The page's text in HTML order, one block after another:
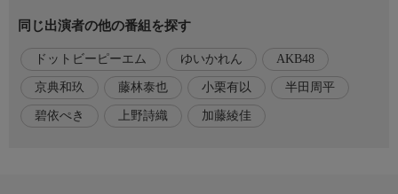
は距離を置くことになる。しかし、高熱で倒れた彩芽の元に宮嶋
が看病に訪れたことで、彩芽は宮嶋の献身的な優しさに触れ、自
分の気持ちを自覚。宮嶋に想いを寄せる後輩の姫宮加奈子(小栗
有以)に対し、あることを告げる決意をする。
出演者
同じ出演者の他の番組を探す
ドットビーピーエム ゆいかれん AKB48
京典和玖 藤林泰也 小栗有以 半田周平
碧依ぺき 上野詩織 加藤綾佳